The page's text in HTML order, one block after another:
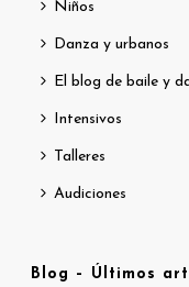
Niños
Danza y urbanos
El blog de baile y
Intensivos
Talleres
Audiciones
Blog – Últimos